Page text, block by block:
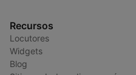
Recursos
Locutores
Widgets
Blog